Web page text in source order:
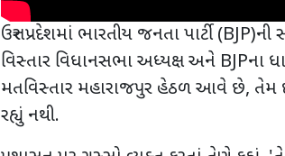
ઉત્તર પ્રદેશમાં ભારતીય જનતા પાર્ટી (BJP)ની
વિસ્તાર વિધાનસભા અધ્યક્ષ અને BJPના
મતવિસ્તાર મહારાજપુર હેઠળ આવે છે, તેમ
રહ્યું નથી.